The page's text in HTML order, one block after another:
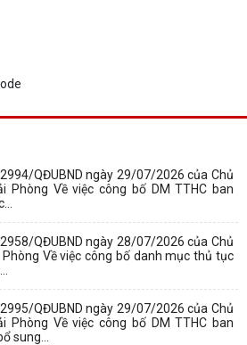
QĐUBND ngày 29/07/2026 của Chủ
Phòng Về việc công bố DM TTHC ban
QĐUBND ngày 28/07/2026 của Chủ
Về việc công bố danh mục thủ tục
QĐUBND ngày 29/07/2026 của Chủ
Phòng Về việc công bố DM TTHC ban
sung...